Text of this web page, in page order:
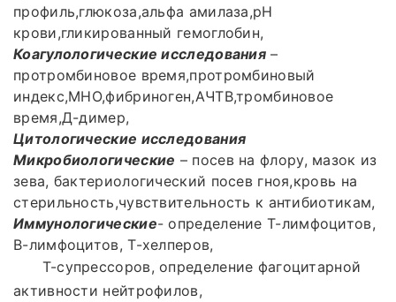
профиль,глюкоза,альфа амилаза,рН
крови,гликированный гемоглобин,
Коагулологические исследования –
протромбиновое время,протромбиновый
индекс,МНО,фибриноген,АЧТВ,тромбиновое
время,Д-димер,
Цитологические исследования
Микробиологические – посев на флору, мазок из
зева, бактериологический посев гноя,кровь на
стерильность,чувствительность к антибиотикам,
Иммунологические- определение Т-лимфоцитов,
В-лимфоцитов, Т-хелперов,
Т-супрессоров, определение фагоцитарной
активности нейтрофилов,